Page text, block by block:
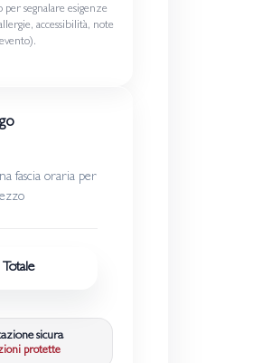
per segnalare esigenze
accessibilità, note
fascia oraria per
Totale
sicura
protette